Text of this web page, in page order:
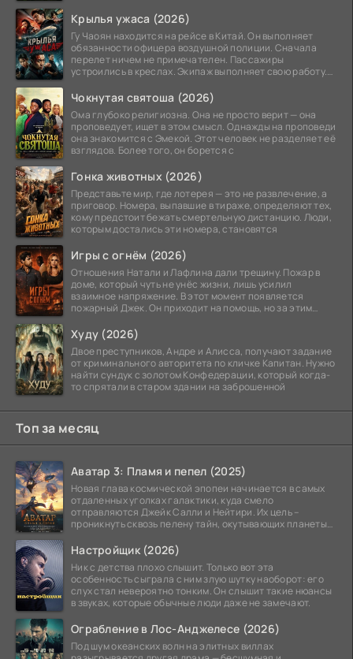
Крылья ужаса (2026)
Гу Чаоян находится на рейсе в Китай. Он выполняет
обязанности офицера воздушной полиции. Сначала
перелет ничем не примечателен. Пассажиры
устроились в креслах. Экипаж выполняет свою работу.
Чокнутая святоша (2026)
Ома глубоко религиозна. Она не просто верит — она
проповедует, ищет в этом смысл. Однажды на проповеди
она знакомится с Эмекой. Этот человек не разделяет её
взглядов. Более того, он борется с
Гонка животных (2026)
Представьте мир, где лотерея — это не развлечение, а
приговор. Номера, выпавшие в тираже, определяют тех,
кому предстоит бежать смертельную дистанцию. Люди,
которым достались эти номера, становятся
Игры с огнём (2026)
Отношения Натали и Лафлина дали трещину. Пожар в
доме, который чуть не унёс жизни, лишь усилил
взаимное напряжение. В этот момент появляется
пожарный Джек. Он приходит на помощь, но за этим
Худу (2026)
Двое преступников, Андре и Алисса, получают задание
от криминального авторитета по кличке Капитан. Нужно
найти сундук с золотом Конфедерации, который когда-
то спрятали в старом здании на заброшенной
Топ за месяц
Аватар 3: Пламя и пепел (2025)
Новая глава космической эпопеи начинается в самых
отдаленных уголках галактики, куда смело
отправляются Джейк Салли и Нейтири. Их цель –
проникнуть сквозь пелену тайн, окутывающих планеты
Настройщик (2026)
Ник с детства плохо слышит. Только вот эта
особенность сыграла с ним злую шутку наоборот: его
слух стал невероятно тонким. Он слышит такие нюансы
в звуках, которые обычные люди даже не замечают.
Ограбление в Лос-Анджелесе (2026)
Под шум океанских волн на элитных виллах